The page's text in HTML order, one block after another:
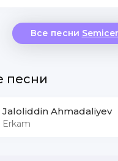
Все песни
песни
Jaloliddin Ahmadaliyev
Erkam